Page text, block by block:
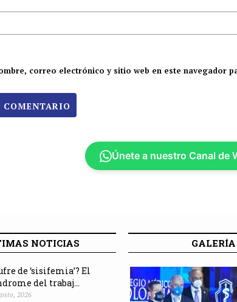
correo electrónico y sitio web en este navegador
Únete a nuestro Canal de
NOTICIAS
de ‘sisifemia’? El
del trabaj...
2026
GALERÍA